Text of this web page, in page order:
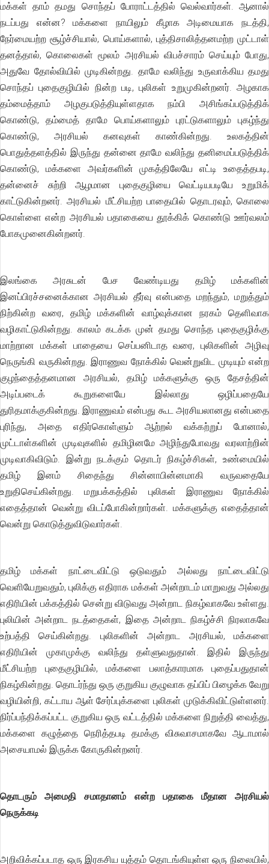
மக்கள் தாம் தமது சொந்தப் போராட்டத்தில் வெல்வார்கள். ஆனால்
நடப்பது என்ன? மக்களை நாயிலும் கீழாக அடிமையாக நடத்தி,
நேர்மையற்ற சூழ்ச்சியால், பொய்களால், புத்திசாலித்தனமற்ற முட்டாள்
தனத்தால், கொலைகள் மூலம் அரசியல் விபச்சாரம் செய்யும் போது,
அதுவே தோல்வியில் முடிகின்றது. தாமே வலிந்து உருவாக்கிய தமது
சொந்தப் புதைகுழியில் நின்ற படி, புலிகள் உறுமுகின்றனர். அழகாக
தம்மைத்தாம் அழகுபடுத்தியுள்ளதாக நம்பி அசிங்கப்படுத்திக்
கொண்டு, தம்மைத் தாமே பொய்களாலும் புரட்டுகளாலும் புகழ்ந்து
கொண்டு, அரசியல் கனவுகள் காண்கின்றது. உலகத்தின்
பொதுத்தளத்தில் இருந்து தன்னை தாமே வலிந்து தனிமைப்படுத்திக்
கொண்டு, மக்களை அவர்களின் முகத்திலேயே எட்டி உதைத்தபடி,
தன்னைச் சுற்றி ஆழமான புதைகுழியை வெட்டியபடியே உறுமிக்
காட்டுகின்றனர். அரசியல் மீட்சியற்ற பாதையில் தொடரவும், கொலை
கொள்ளை என்ற அரசியல் பதாகையை தூக்கிக் கொண்டு ஊர்வலம்
போகமுனைகின்றனர்.
இலங்கை அரசுடன் பேச வேண்டியது தமிழ் மக்களின்
இனப்பிரச்சனைக்கான அரசியல் தீர்வு என்பதை மறந்தும், மறுத்தும்
நிற்கின்ற வரை, தமிழ் மக்களின் வாழ்வுக்கான நரகம் தெளிவாக
வழிகாட்டுகின்றது. காலம் கடக்க முன் தமது சொந்த புதைகுழிக்கு
மாற்றான மக்கள் பாதையை செப்பனிடாத வரை, புலிகளின் அழிவு
நெருங்கி வருகின்றது. இராணுவ நோக்கில் வென்றுவிட முடியும் என்ற
குழந்தைத்தனமான அரசியல், தமிழ் மக்களுக்கு ஒரு தேசத்தின்
அடிப்படைக் கூறுகளையே இல்லாது ஒழிப்பதையே
துரிதமாக்குகின்றது. இராணுவம் என்பது கூட அரசியலானது என்பதை
புரிந்து, அதை எதிர்கொள்ளும் ஆற்றல் வக்கற்றுப் போனால்,
முட்டாள்களின் முடிவுகளில் தமிழினமே அழிந்துபோவது வரலாற்றின்
முடிவாகிவிடும். இன்று நடக்கும் தொடர் நிகழ்ச்சிகள், உண்மையில்
தமிழ் இனம் சிதைந்து சின்னாபின்னமாகி வருவதையே
உறுதிசெய்கின்றது. மறுபக்கத்தில் புலிகள் இராணுவ நோக்கில்
எதைத்தான் வென்று விடப்போகின்றார்கள். மக்களுக்கு எதைத்தான்
வென்று கொடுத்துவிடுவார்கள்.
தமிழ் மக்கள் நாட்டைவிட்டு ஒடுவதும் அல்லது நாட்டைவிட்டு
வெளியேறுவதும், புலிக்கு எதிராக மக்கள் அன்றாடம் மாறுவது அல்லது
எதிரியின் பக்கத்தில் சென்று விடுவது அன்றாட நிகழ்வாகவே உள்ளது.
புலியின் அன்றாட நடத்தைகள், இதை அன்றாட நிகழ்ச்சி நிரலாகவே
உற்பத்தி செய்கின்றது. புலிகளின் அன்றாட அரசியல், மக்களை
எதிரியின் முகாமுக்கு வலிந்து தள்ளுவதுதான். இதில் இருந்து
மீட்சியற்ற புதைகுழியில், மக்களை பலாத்காரமாக புதைப்பதுதான்
நிகழ்கின்றது. தொடர்ந்து ஒரு குறுகிய குழுவாக தப்பிப் பிழைக்க வேறு
வழியின்றி, கட்டாய ஆள் சேர்ப்புக்களை புலிகள் முடுக்கிவிட்டுள்ளனர்.
நிர்ப்பந்திக்கப்பட்ட குறுகிய ஒரு வட்டத்தில் மக்களை நிறுத்தி வைத்து,
மக்களை கழுத்தை நெரித்தபடி தமக்கு விசுவாசமாகவே ஆடாமால்
அசையாமல் இருக்க கோருகின்றனர்.
தொடரும் அமைதி சமாதானம் என்ற பதாகை மீதான அரசியல்
நெருக்கடி
அறிவிக்கப்படாத ஒரு இரகசிய யுத்தம் தொடங்கியுள்ள ஒரு நிலையில்,